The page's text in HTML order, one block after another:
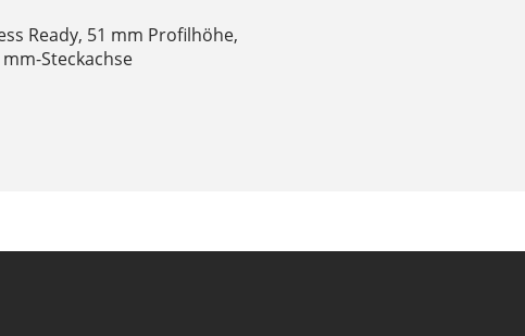
Ready, 51 mm Profilhöhe,
Steckachse